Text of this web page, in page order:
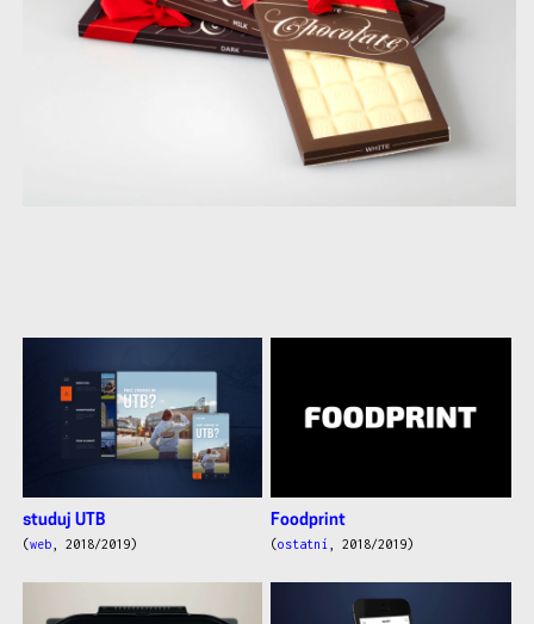
další
práce
studuj UTB
(web, 2018/2019)
Foodprint
(ostatní , 2018/2019)